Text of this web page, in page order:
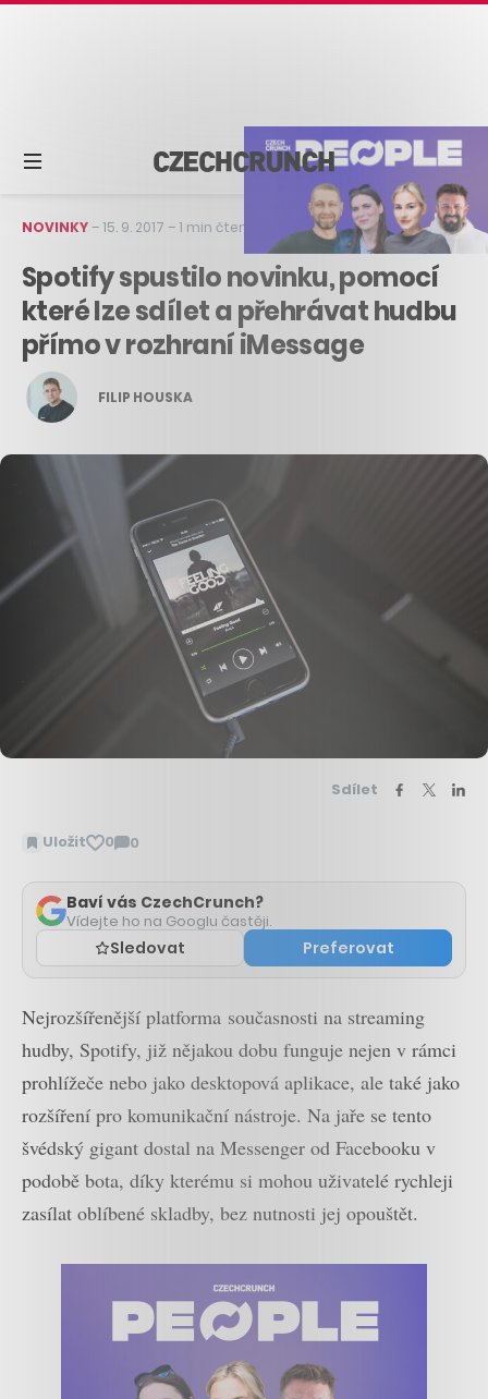
NOVINKY–15. 9. 2017 –1 min čtení
Spotify spustilo novinku, pomocí
které lze sdílet a přehrávat hudbu
přímo v rozhraní iMessage
FILIP HOUSKA
Sdílet
Uložit 0 0
Zobrazit
Baví vás CzechCrunch?
Vídejte ho na Googlu častěji.
Sledovat Preferovat
Nejrozšířenější platforma současnosti na streaming
hudby, Spotify, již nějakou dobu funguje nejen v rámci
prohlížeče nebo jako desktopová aplikace, ale také jako
rozšíření pro komunikační nástroje. Na jaře se tento
švédský gigant dostal na Messenger od Facebooku v
podobě bota, díky kterému si mohou uživatelé rychleji
zasílat oblíbené skladby, bez nutnosti jej opouštět.